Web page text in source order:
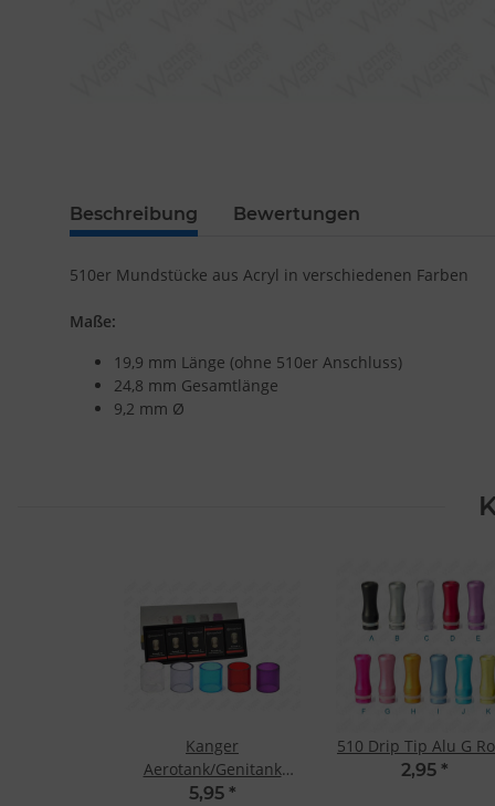
Beschreibung Bewertungen
510er Mundstücke aus Acryl in verschiedenen Farben
Maße:
19,9 mm Länge (ohne 510er Anschluss)
24,8 mm Gesamtlänge
9,2 mm Ø
Kanger
Aerotank/Genitank
Mega Ersatzglas
5,95 *
510 Drip Tip Alu G
2,95 *